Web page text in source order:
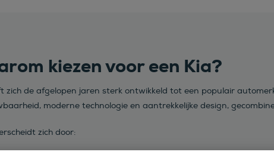
kiezen voor een Kia?
zich de afgelopen jaren sterk ontwikkeld tot een populair
moderne technologie en aantrekkelijke design,
zich door: